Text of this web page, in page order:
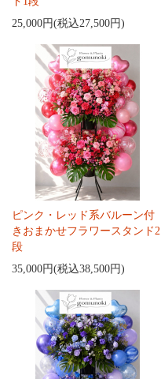
25,000円(税込27,500円)
ピンク・レッド系バルーン付
きおまかせフラワースタンド2
段
35,000円(税込38,500円)